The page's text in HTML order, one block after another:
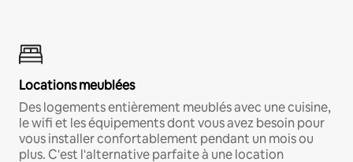
Locations meublées
Des logements entièrement meublés avec une cuisine,
le wifi et les équipements dont vous avez besoin pour
vous installer confortablement pendant un mois ou
plus. C'est l'alternative parfaite à une location